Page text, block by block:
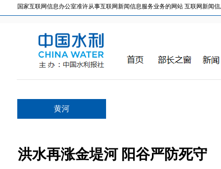
国家互联网信息办公室准许从事互联网新闻信息服务业务的网站 互联网新闻信
黄河
洪水再涨金堤河 阳谷严防死守